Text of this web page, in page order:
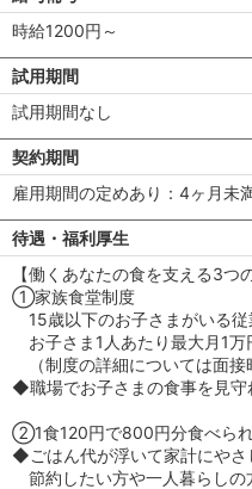
時給1200円～
試用期間
試用期間なし
契約期間
雇用期間の定めあり：4ヶ月未
待遇・福利厚生
【働くあなたの食を支える3つ
①家族食堂制度
15歳以下のお子さまがいる従
お子さま1人あたり最大月1万
（制度の詳細については面接
◆職場でお子さまの食事を見守
②1食120円で800円分食べら
◆ごはん代が浮いて家計にやさ
節約したい方や一人暮らしの